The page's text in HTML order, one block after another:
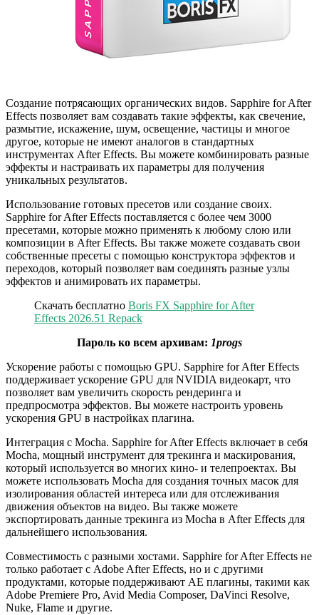
Создание потрясающих органических видов. Sapphire for After
Effects позволяет вам создавать такие эффекты, как свечение,
размытие, искажение, шум, освещение, частицы и многое
другое, которые не имеют аналогов в стандартных
инструментах After Effects. Вы можете комбинировать разные
эффекты и настраивать их параметры для получения
уникальных результатов.
Использование готовых пресетов или создание своих.
Sapphire for After Effects поставляется с более чем 3000
пресетами, которые можно применять к любому слою или
композиции в After Effects. Вы также можете создавать свои
собственные пресеты с помощью конструктора эффектов и
переходов, который позволяет вам соединять разные узлы
эффектов и анимировать их параметры.
Скачать бесплатно Boris FX Sapphire for After
Effects 2026.51 Repack
Пароль ко всем архивам: 1progs
Ускорение работы с помощью GPU. Sapphire for After Effects
поддерживает ускорение GPU для NVIDIA видеокарт, что
позволяет вам увеличить скорость рендеринга и
предпросмотра эффектов. Вы можете настроить уровень
ускорения GPU в настройках плагина.
Интеграция с Mocha. Sapphire for After Effects включает в себя
Mocha, мощный инструмент для трекинга и маскирования,
который используется во многих кино- и телепроектах. Вы
можете использовать Mocha для создания точных масок для
изолирования областей интереса или для отслеживания
движения объектов на видео. Вы также можете
экспортировать данные трекинга из Mocha в After Effects для
дальнейшего использования.
Совместимость с разными хостами. Sapphire for After Effects не
только работает с Adobe After Effects, но и с другими
продуктами, которые поддерживают AE плагины, такими как
Adobe Premiere Pro, Avid Media Composer, DaVinci Resolve,
Nuke, Flame и другие.